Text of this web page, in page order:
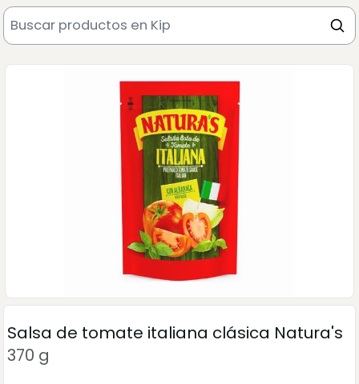
Salsa de tomate italiana clásica Natura's
370 g